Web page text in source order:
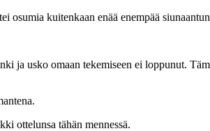
kuitenkaan enää enempää
ja usko omaan tekemiseen ei loppunut.
ottelunsa tähän mennessä.